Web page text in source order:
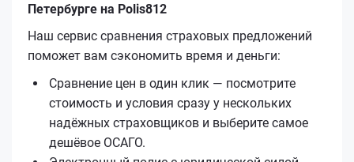
Петербурге на Polis812
Наш сервис сравнения страховых предложений
поможет вам сэкономить время и деньги:
Сравнение цен в один клик — посмотрите
стоимость и условия сразу у нескольких
надёжных страховщиков и выберите самое
дешёвое ОСАГО.